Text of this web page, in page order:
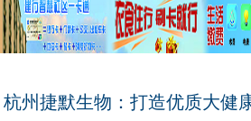
杭州捷默生物：打造优质大健